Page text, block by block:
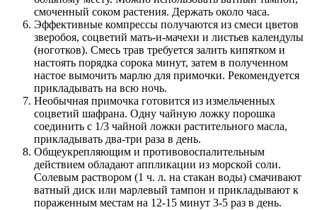
смоченный соком растения. Держать около часа.
Эффективные компрессы получаются из смеси цветов
зверобоя, соцветий мать-и-мачехи и листьев календулы
(ноготков). Смесь трав требуется залить кипятком и
настоять порядка сорока минут, затем в полученном
настое вымочить марлю для примочки. Рекомендуется
прикладывать на всю ночь.
Необычная примочка готовится из измельченных
соцветий шафрана. Одну чайную ложку порошка
соединить с 1/3 чайной ложки растительного масла,
прикладывать два-три раза в день.
Общеукрепляющим и противовоспалительным
действием обладают аппликации из морской соли.
Солевым раствором (1 ч. л. на стакан воды) смачивают
ватный диск или марлевый тампон и прикладывают к
пораженным местам на 12-15 минут 3-5 раз в день.